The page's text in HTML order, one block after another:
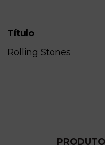
Título
Rolling Stones